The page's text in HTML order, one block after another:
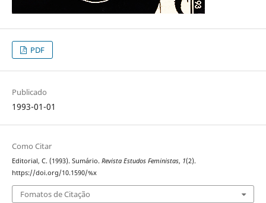
PDF
Publicado
1993-01-01
Como Citar
Editorial, C. (1993). Sumário. Revista Estudos Feministas, 1(2).
https://doi.org/10.1590/%x
Fomatos de Citação